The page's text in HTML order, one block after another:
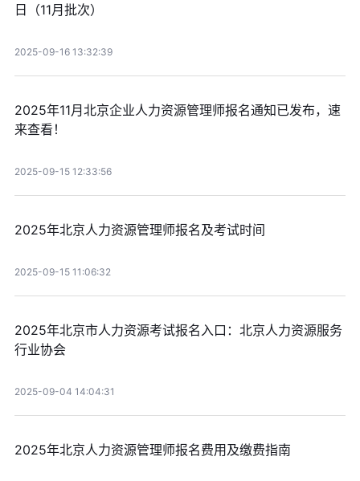
日（11月批次）
2025-09-16 13:32:39
2025年11月北京企业人力资源管理师报名通知已发布，速
来查看！
2025-09-15 12:33:56
2025年北京人力资源管理师报名及考试时间
2025-09-15 11:06:32
2025年北京市人力资源考试报名入口：北京人力资源服务
行业协会
2025-09-04 14:04:31
2025年北京人力资源管理师报名费用及缴费指南